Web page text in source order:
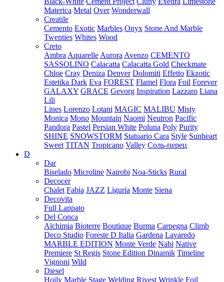
Materica Metal Over Wonderwall
Creatile
Cemento Exotic Marbles Onyx Stone And Marble
Twenties Whites Wood
Creto
Ambra Aquarelle Aurora Avenzo CEMENTO
SASSOLINO Calacatta Calacatta Gold Checkmate
Chloe Cray Deniza Denver Dolomiti Effetto Ekzotic
Estetika Dark Eva FOREST Flamel Flora Foil Forever
GALAXY GRACE Gevorg Inspiration Lazzaro Liana
Lili
Lines Lorenzo Lotani MAGIC MALIBU Misty
Monica Mono Mountain Naomi Neutron Pacific
Pandora Pastel Persian White Poluna Poly Purity
SHINE SNOWSTORM Statuario Cara Style Sunheart
Sweet TITAN Tropicano Valley Соль-перец
D
Dar
Biselado Microline Nairobi Noa-Sticks Rural
Decocer
Chalet Fabia JAZZ Liguria Monte Siena
Decovita
Full Lappato
Del Conca
Alchimia Bioterre Boutique Burma Carpegna Climb
Deco Studio Foreste D Italia Gardena Lavaredo
MARBLE EDITION Monte Verde Nabi Native
Premiere St Regis Stone Edition Dinamik Timeline
Vignoni Wild
Diesel
Hoily Marble Stage Welding Rivest Wrinkle Foil